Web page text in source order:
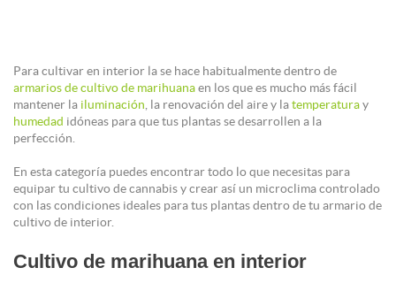
Para cultivar en interior la se hace habitualmente dentro de
armarios de cultivo de marihuanaen los que es mucho más fácil
mantener la iluminación, la renovación del aire y latemperaturay
humedad idóneas para que tus plantas se desarrollen a la
perfección.
En esta categoría puedes encontrar todo lo que necesitas para
equipar tu cultivo de cannabis y crear así un microclima controlado
con las condiciones ideales para tus plantas dentro de tu armario de
cultivo de interior.
Cultivo de marihuana en interior